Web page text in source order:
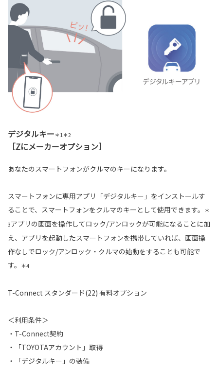
デジタルキー＊1＊2
［Zにメーカーオプション］
あなたのスマートフォンがクルマのキーになります。
スマートフォンに専用アプリ「デジタルキー」をインストールす
ることで、スマートフォンをクルマのキーとして使用できます。
＊
3アプリの画面を操作してロック/アンロックが可能になることに加
え、アプリを起動したスマートフォンを携帯していれば、画面操
作なしでロック/アンロック・クルマの始動をすることも可能で
す。
＊4
T-Connect スタンダード(22) 有料オプション
＜利用条件＞
・T-Connect契約
・「TOYOTAアカウント」取得
・「デジタルキー」の装備